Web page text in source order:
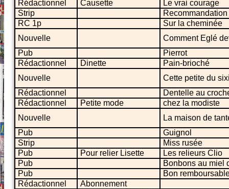
Rédactionnel
Causette
Le vrai courage
Strip
Recommandation
RC 1p
Sur la cheminée
Nouvelle
Comment Eglé
Pub
Pierrot
Rédactionnel
Dinette
Pain-brioché
Nouvelle
Cette petite du
Rédactionnel
Dentelle au
Rédactionnel
Petite mode
chez la modiste
Nouvelle
La maison de
Pub
Guignol
Strip
Miss rusée
Pub
Pour relier Lisette
Les relieurs Clio
Pub
Bonbons au miel
Pub
Bon
Rédactionnel
Abonnement